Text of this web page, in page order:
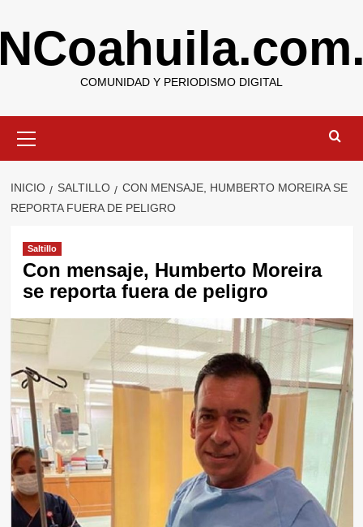
al
contenido
COMUNIDAD Y PERIODISMO DIGITAL
primario
INICIO SALTILLO
CON MENSAJE, HUMBERTO MOREIRA SE
REPORTA FUERA DE PELIGRO
Saltillo
Con mensaje, Humberto Moreira
se reporta fuera de peligro